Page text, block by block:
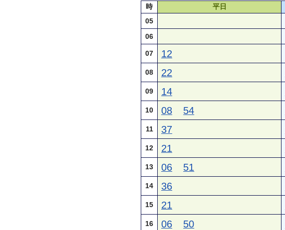
時 平日
05
06
07 12
08 22
09 14
10 08 54
11 37
12 21
13 06 51
14 36
15 21
16 06 50